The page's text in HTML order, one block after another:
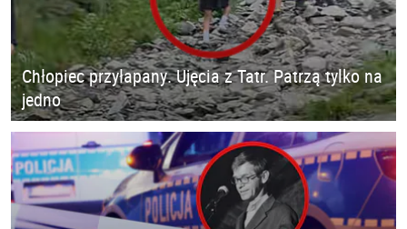
Chłopiec przyłapany. Ujęcia z Tatr. Patrzą tylko na
jedno